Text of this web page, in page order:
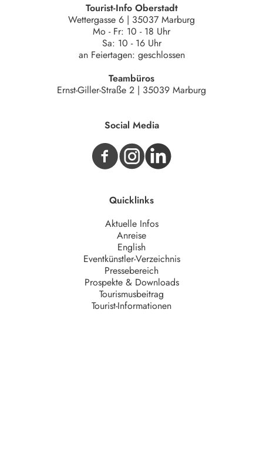
Tourist-Info Oberstadt
Wettergasse 6 | 35037 Marburg
Mo - Fr: 10 - 18 Uhr
Sa: 10 - 16 Uhr
an Feiertagen: geschlossen
Teambüros
Ernst-Giller-Straße 2 | 35039 Marburg
Social Media
Quicklinks
Aktuelle Infos
Anreise
English
Eventkünstler-Verzeichnis
Pressebereich
Prospekte & Downloads
Tourismusbeitrag
Tourist-Informationen